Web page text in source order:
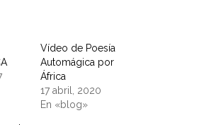
Vídeo de Poesía
Automágica por
África
17 abril, 2020
En «blog»